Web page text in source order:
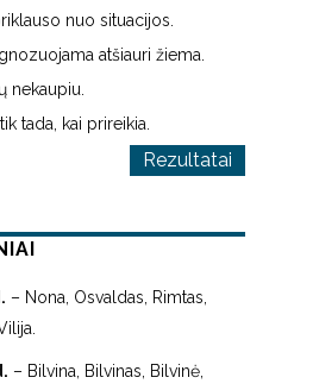
nuo situacijos.
atšiauri žiema.
nekaupiu.
tada, kai prireikia.
Rezultatai
– Nona, Osvaldas, Rimtas,
– Bilvina, Bilvinas, Bilvinė,